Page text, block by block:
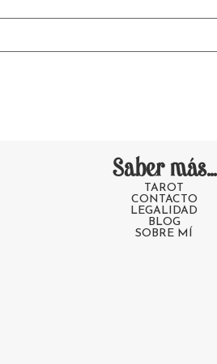
Saber más...
TAROT
CONTACTO
LEGALIDAD
BLOG
SOBRE MÍ